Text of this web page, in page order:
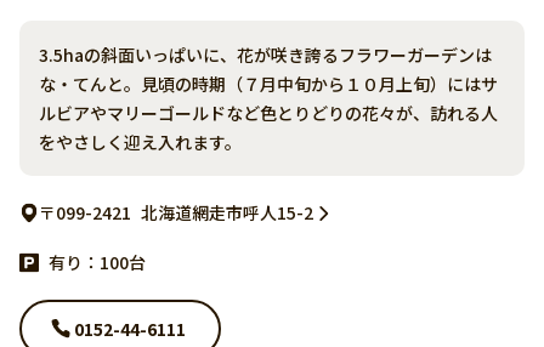
3.5haの斜面いっぱいに、花が咲き誇るフラワーガーデンは
な・てんと。見頃の時期（７月中旬から１０月上旬）にはサ
ルビアやマリーゴールドなど色とりどりの花々が、訪れる人
をやさしく迎え入れます。
〒099-2421 北海道網走市呼人15-2
有り：100台
0152-44-6111